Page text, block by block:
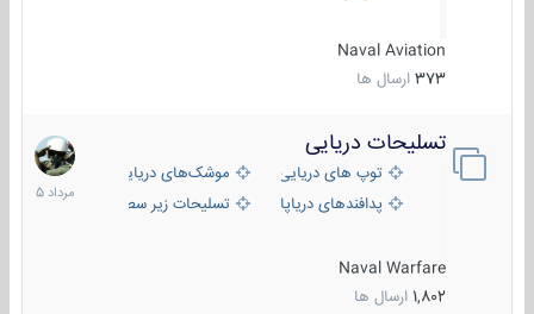
Naval Aviation
373 ارسال ها
تسلیحات دریایی
توپ های دریایی
موشک‌های دریایی
پدافندهای دریاپایه
تسلیحات زیر سطحی
Naval Warfare
1,802 ارسال ها
2
مرداد
1405